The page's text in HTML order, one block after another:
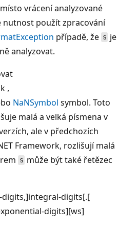
vrácení analyzované
nutnost použít zpracování
případě, že s je
analyzovat.
,
NaNSymbol symbol. Toto
malá a velká písmena v
ale v předchozích
Framework, rozlišují malá
s může být také řetězec
digits[.[
digits][ws]